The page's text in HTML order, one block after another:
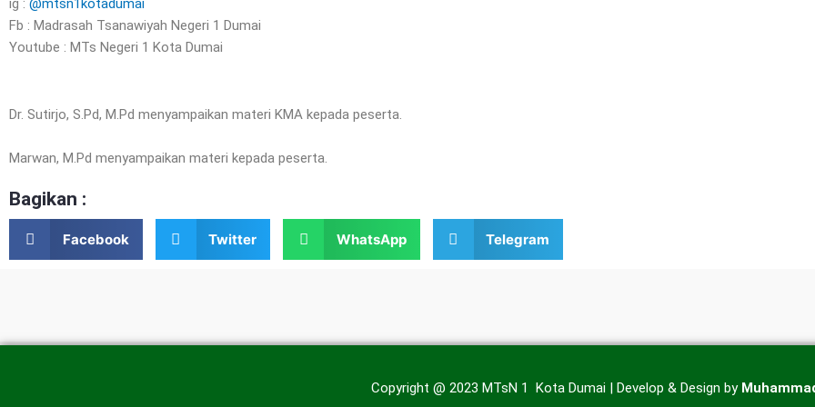
ig : @mtsn1kotadumai
Fb : Madrasah Tsanawiyah Negeri 1 Dumai
Youtube : MTs Negeri 1 Kota Dumai
Dr. Sutirjo, S.Pd, M.Pd menyampaikan materi KMA kepada peserta.
Marwan, M.Pd menyampaikan materi kepada peserta.
Bagikan :
Facebook Twitter WhatsApp Telegram
Copyright @ 2023 MTsN 1 Kota Dumai | Develop & Design by